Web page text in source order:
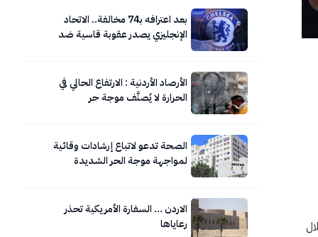
بعد اعترافه بـ74 مخالفة.. الاتحاد
الإنجليزي يصدر عقوبة قاسية ضد
الأرصاد الأردنية : الارتفاع الحالي في
الحرارة لا يُصنَّف موجة حر
الصحة تدعو لاتباع إرشادات وقائية
لمواجهة موجة الحر الشديدة
الاردن … السفارة الأمريكية تحذر
رعاياها